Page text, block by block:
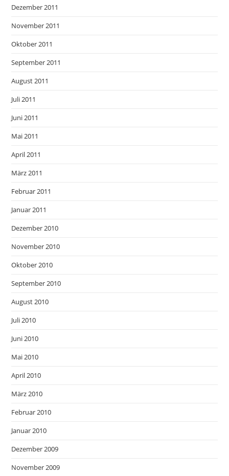
Dezember 2011
November 2011
Oktober 2011
September 2011
August 2011
Juli 2011
Juni 2011
Mai 2011
April 2011
März 2011
Februar 2011
Januar 2011
Dezember 2010
November 2010
Oktober 2010
September 2010
August 2010
Juli 2010
Juni 2010
Mai 2010
April 2010
März 2010
Februar 2010
Januar 2010
Dezember 2009
November 2009